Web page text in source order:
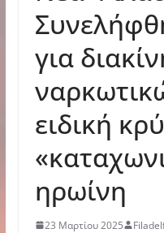
για
ειδική
ηρωίνη
23 Μαρτίου 2025